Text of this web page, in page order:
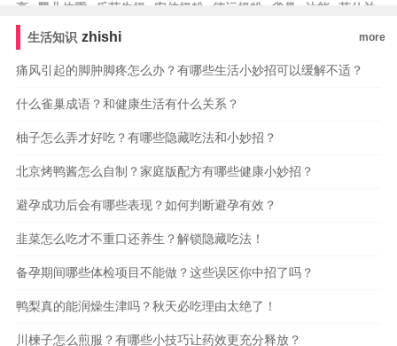
高
婴儿体重 乐荷牛奶 安佳奶粉 德运奶粉 雀巢 达能
菲仕兰
牛奶
牛奶
美赞臣 美素佳儿
生活知识 zhishi more
痛风引起的脚肿脚疼怎么办？有哪些生活小妙招可以缓解不适？
什么雀巢成语？和健康生活有什么关系？
柚子怎么弄才好吃？有哪些隐藏吃法和小妙招？
北京烤鸭酱怎么自制？家庭版配方有哪些健康小妙招？
避孕成功后会有哪些表现？如何判断避孕有效？
韭菜怎么吃才不重口还养生？解锁隐藏吃法！
备孕期间哪些体检项目不能做？这些误区你中招了吗？
鸭梨真的能润燥生津吗？秋天必吃理由太绝了！
川楝子怎么煎服？有哪些小技巧让药效更充分释放？